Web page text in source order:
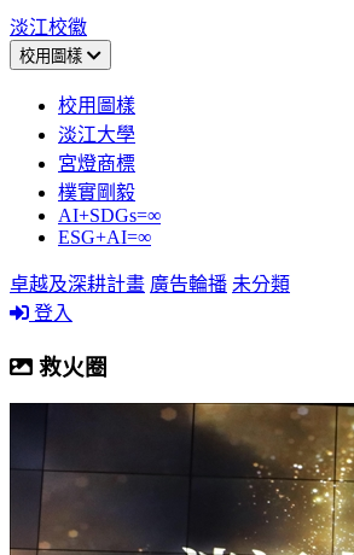
淡江校徽
校用圖樣
校用圖樣
淡江大學
宮燈商標
樸實剛毅
AI+SDGs=∞
ESG+AI=∞
卓越及深耕計畫 廣告輪播 未分類
登入
救火圈